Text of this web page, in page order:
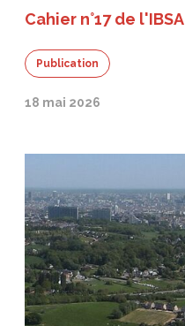
Cahier n°17 de l'IBSA
Publication
18 mai 2026